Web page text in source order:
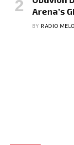
Arena’s
BY RADIO